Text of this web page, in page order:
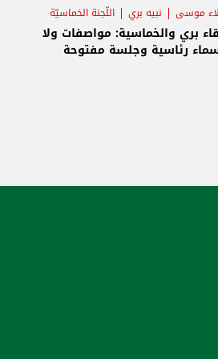
موسى نبيه بري اللّجنة الخماسيّة
بري والخماسية: مواصفات ولا
رئاسية وجلسة مفتوحة